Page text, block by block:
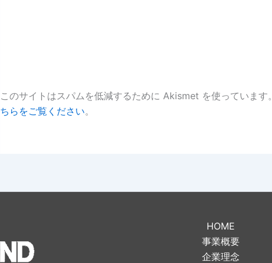
このサイトはスパムを低減するために Akismet を使っています。
ちらをご覧ください。
HOME
事業概要
企業理念